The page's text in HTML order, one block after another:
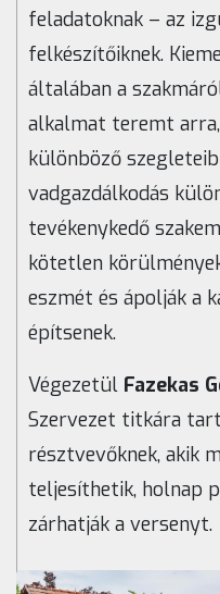
feladatoknak – az
felkészítőiknek.
általában a
alkalmat teremt
különböző
vadgazdálkodás
tevékenykedő
kötetlen
eszmét és ápolják a
építsenek.
Végezetül Fazekas
Szervezet titkára
résztvevőknek, akik
teljesíthetik, holnap
zárhatják a versenyt.